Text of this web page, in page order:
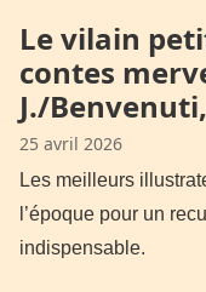
Le vilain
contes
J./
25 avril 2026
Les meilleurs
l’époque pour un
indispensable.